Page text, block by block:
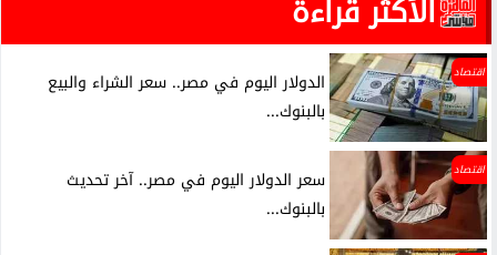
الأكثر قراءة
اقتصاد
الدولار اليوم في مصر.. سعر الشراء والبيع
بالبنوك...
اقتصاد
سعر الدولار اليوم في مصر.. آخر تحديث
بالبنوك...